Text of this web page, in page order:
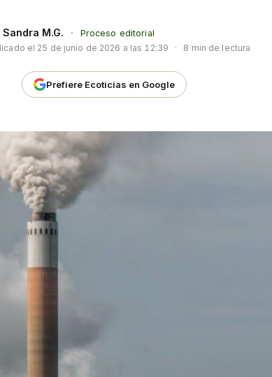
Sandra M.G. ·
Proceso editorial
el 25 de junio de 2026 a las 12:39 · 8 min de lectura
Prefiere Ecoticias en Google